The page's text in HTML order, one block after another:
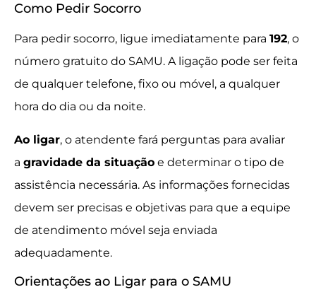
Como Pedir Socorro
Para pedir socorro, ligue imediatamente para 192, o
número gratuito do SAMU. A ligação pode ser feita
de qualquer telefone, fixo ou móvel, a qualquer
hora do dia ou da noite.
Ao ligar, o atendente fará perguntas para avaliar
a gravidade da situação e determinar o tipo de
assistência necessária. As informações fornecidas
devem ser precisas e objetivas para que a equipe
de atendimento móvel seja enviada
adequadamente.
Orientações ao Ligar para o SAMU